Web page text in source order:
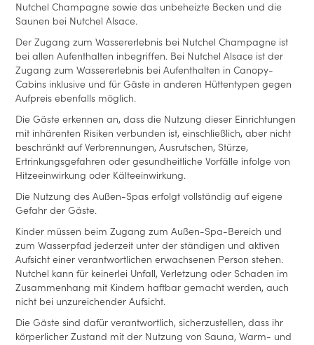
Nutchel Champagne sowie das unbeheizte Becken und die
Saunen bei Nutchel Alsace.
Der Zugang zum Wassererlebnis bei Nutchel Champagne ist
bei allen Aufenthalten inbegriffen. Bei Nutchel Alsace ist der
Zugang zum Wassererlebnis bei Aufenthalten in Canopy-
Cabins inklusive und für Gäste in anderen Hüttentypen gegen
Aufpreis ebenfalls möglich.
Die Gäste erkennen an, dass die Nutzung dieser Einrichtungen
mit inhärenten Risiken verbunden ist, einschließlich, aber nicht
beschränkt auf Verbrennungen, Ausrutschen, Stürze,
Ertrinkungsgefahren oder gesundheitliche Vorfälle infolge von
Hitzeeinwirkung oder Kälteeinwirkung.
Die Nutzung des Außen-Spas erfolgt vollständig auf eigene
Gefahr der Gäste.
Kinder müssen beim Zugang zum Außen-Spa-Bereich und
zum Wasserpfad jederzeit unter der ständigen und aktiven
Aufsicht einer verantwortlichen erwachsenen Person stehen.
Nutchel kann für keinerlei Unfall, Verletzung oder Schaden im
Zusammenhang mit Kindern haftbar gemacht werden, auch
nicht bei unzureichender Aufsicht.
Die Gäste sind dafür verantwortlich, sicherzustellen, dass ihr
körperlicher Zustand mit der Nutzung von Sauna, Warm- und